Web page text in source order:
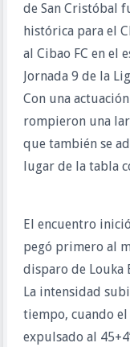
de San Cristóbal
histórica para el
al Cibao FC en el
Jornada 9 de la
Con una
rompieron una
que también se
lugar de la tabla
El encuentro
pegó primero al
disparo de Louka
La intensidad
tiempo, cuando
expulsado al